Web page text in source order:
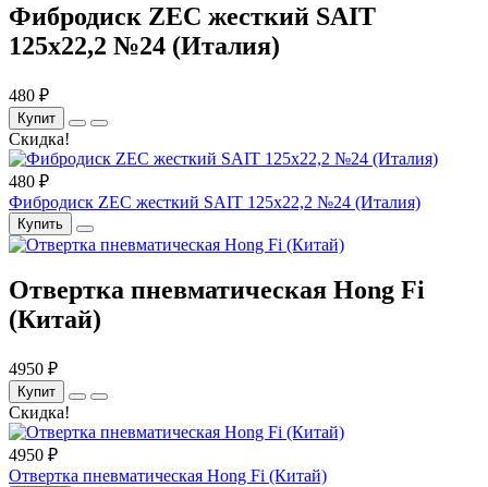
Фибродиск ZEC жесткий SAIT
125х22,2 №24 (Италия)
480 ₽
Купит
Скидка!
480 ₽
Фибродиск ZEC жесткий SAIT 125х22,2 №24 (Италия)
Купить
Отвертка пневматическая Hong Fi
(Китай)
4950 ₽
Купит
Скидка!
4950 ₽
Отвертка пневматическая Hong Fi (Китай)